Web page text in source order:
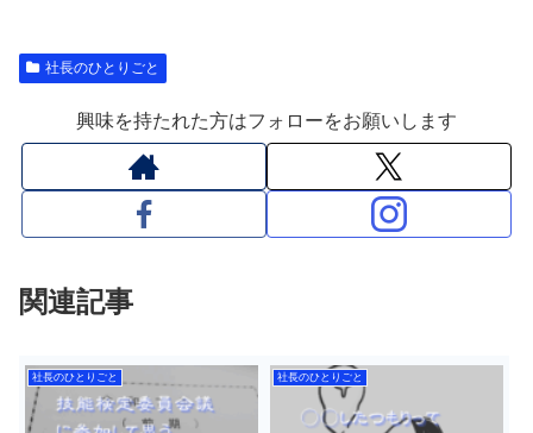
社長のひとりごと
興味を持たれた方はフォローをお願いします
関連記事
社長のひとりごと 社長のひとりごと